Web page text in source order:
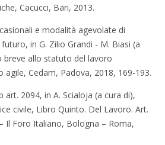
Cacucci, Bari, 2013.
e modalità agevolate di
in G. Zilio Grandi - M. Biasi (a
breve allo statuto del lavoro
Cedam, Padova, 2018, 169-193.
art. 2094, in A. Scialoja (a cura di),
civile, Libro Quinto. Del Lavoro. Art.
Il Foro Italiano, Bologna – Roma,